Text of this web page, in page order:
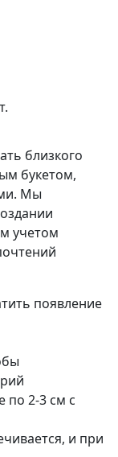
близкого
букетом,
Мы
учетом
появление
по 2-3 см с
и при